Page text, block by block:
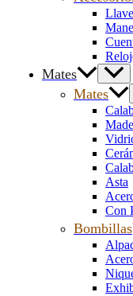
Mates
Mates
Asta
Con
Bombillas